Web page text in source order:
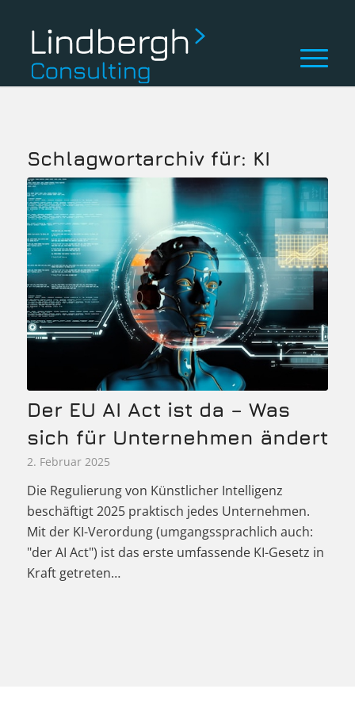
Schlagwortarchiv für: KI
Der EU AI Act ist da – Was
sich für Unternehmen ändert
2. Februar 2025
Die Regulierung von Künstlicher Intelligenz
beschäftigt 2025 praktisch jedes Unternehmen.
Mit der KI-Verordung (umgangssprachlich auch:
"der AI Act") ist das erste umfassende KI-Gesetz in
Kraft getreten…